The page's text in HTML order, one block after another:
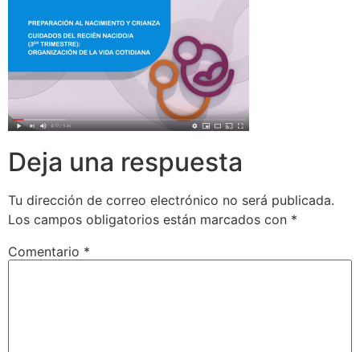
Deja una respuesta
Tu dirección de correo electrónico no será publicada.
Los campos obligatorios están marcados con *
Comentario *